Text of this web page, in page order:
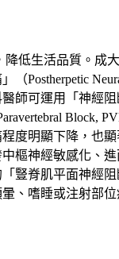
低生活品質。成
Postherpetic
師可運用「神經
Block,
度明顯下降，也
樞神經敏感化、進
豎脊肌平面神經
、嗜睡或注射部位